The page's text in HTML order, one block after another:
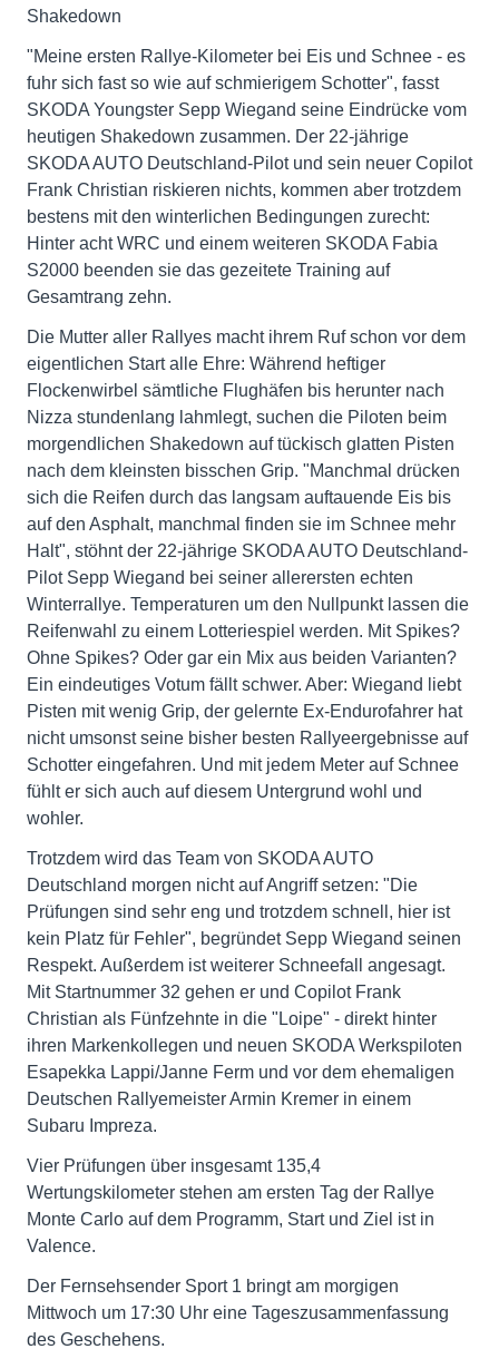
Shakedown
"Meine ersten Rallye-Kilometer bei Eis und Schnee - es
fuhr sich fast so wie auf schmierigem Schotter", fasst
SKODA Youngster Sepp Wiegand seine Eindrücke vom
heutigen Shakedown zusammen. Der 22-jährige
SKODA AUTO Deutschland-Pilot und sein neuer Copilot
Frank Christian riskieren nichts, kommen aber trotzdem
bestens mit den winterlichen Bedingungen zurecht:
Hinter acht WRC und einem weiteren SKODA Fabia
S2000 beenden sie das gezeitete Training auf
Gesamtrang zehn.
Die Mutter aller Rallyes macht ihrem Ruf schon vor dem
eigentlichen Start alle Ehre: Während heftiger
Flockenwirbel sämtliche Flughäfen bis herunter nach
Nizza stundenlang lahmlegt, suchen die Piloten beim
morgendlichen Shakedown auf tückisch glatten Pisten
nach dem kleinsten bisschen Grip. "Manchmal drücken
sich die Reifen durch das langsam auftauende Eis bis
auf den Asphalt, manchmal finden sie im Schnee mehr
Halt", stöhnt der 22-jährige SKODA AUTO Deutschland-
Pilot Sepp Wiegand bei seiner allerersten echten
Winterrallye. Temperaturen um den Nullpunkt lassen die
Reifenwahl zu einem Lotteriespiel werden. Mit Spikes?
Ohne Spikes? Oder gar ein Mix aus beiden Varianten?
Ein eindeutiges Votum fällt schwer. Aber: Wiegand liebt
Pisten mit wenig Grip, der gelernte Ex-Endurofahrer hat
nicht umsonst seine bisher besten Rallyeergebnisse auf
Schotter eingefahren. Und mit jedem Meter auf Schnee
fühlt er sich auch auf diesem Untergrund wohl und
wohler.
Trotzdem wird das Team von SKODA AUTO
Deutschland morgen nicht auf Angriff setzen: "Die
Prüfungen sind sehr eng und trotzdem schnell, hier ist
kein Platz für Fehler", begründet Sepp Wiegand seinen
Respekt. Außerdem ist weiterer Schneefall angesagt.
Mit Startnummer 32 gehen er und Copilot Frank
Christian als Fünfzehnte in die "Loipe" - direkt hinter
ihren Markenkollegen und neuen SKODA Werkspiloten
Esapekka Lappi/Janne Ferm und vor dem ehemaligen
Deutschen Rallyemeister Armin Kremer in einem
Subaru Impreza.
Vier Prüfungen über insgesamt 135,4
Wertungskilometer stehen am ersten Tag der Rallye
Monte Carlo auf dem Programm, Start und Ziel ist in
Valence.
Der Fernsehsender Sport 1 bringt am morgigen
Mittwoch um 17:30 Uhr eine Tageszusammenfassung
des Geschehens.